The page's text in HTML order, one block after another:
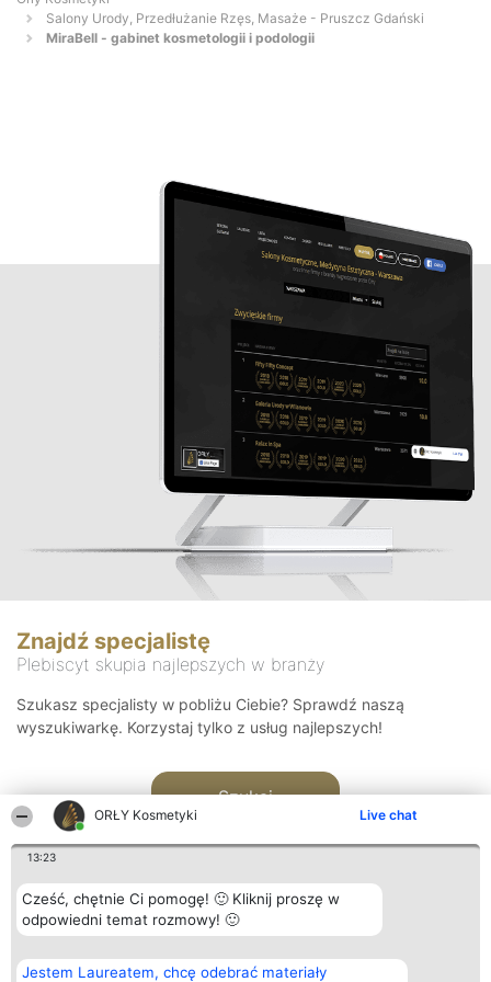
ORŁY Kosmetyki Live chat
13:23
Cześć, chętnie Ci pomogę! 🙂 Kliknij proszę w
odpowiedni temat rozmowy! 🙂
Jestem Laureatem, chcę odebrać materiały
Salony Urody, Przedłużanie Rzęs, Masaże - Pruszcz Gdański
MiraBell - gabinet kosmetologii i podologii
Znajdź specjalistę
Plebiscyt skupia najlepszych w branży
Szukasz specjalisty w pobliżu Ciebie? Sprawdź naszą
wyszukiwarkę. Korzystaj tylko z usług najlepszych!
Szukaj
Organizator plebiscytu
Bright Side Solutions sp. z o.
Plebiscyt
Laureaci
Blog
Articles
Kontakt